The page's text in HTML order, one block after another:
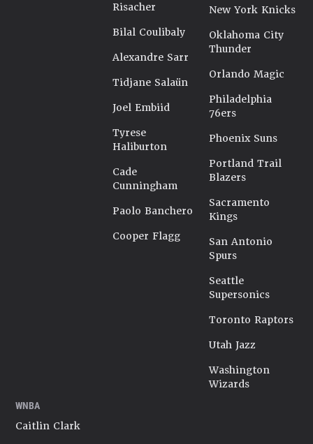
Risacher
Bilal Coulibaly
Alexandre Sarr
Tidjane Salaün
Joel Embiid
Tyrese
Haliburton
Cade
Cunningham
Paolo Banchero
Cooper Flagg
New York Knicks
Oklahoma City
Thunder
Orlando Magic
Philadelphia
76ers
Phoenix Suns
Portland Trail
Blazers
Sacramento
Kings
San Antonio
Spurs
Seattle
Supersonics
Toronto Raptors
Utah Jazz
Washington
Wizards
WNBA
Caitlin Clark